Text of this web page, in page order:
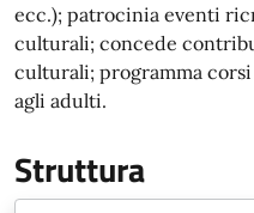
ecc.); patrocinia eventi
culturali; concede
culturali; programma
agli adulti.
Struttura